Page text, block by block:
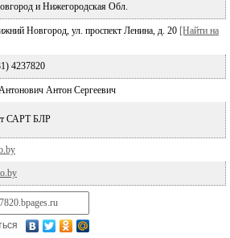
и Нижегородская Обл.
Новгород, ул. проспект Ленина, д. 20 [Найти на
4237820
Антон Сергеевич
САРТ БЛР